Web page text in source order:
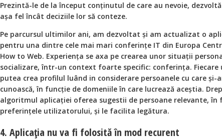
Prezintă-le de la început conținutul de care au nevoie,
așa fel încât deciziile lor să conteze.
Pe parcursul ultimilor ani, am dezvoltat și am actualizat o
pentru una dintre cele mai mari conferințe IT din Europa
How to Web. Experiența se axa pe crearea unor situații
socializare, într-un context foarte specific: conferința.
putea crea profilul luând in considerare persoanele cu care și-
cunoască, în funcție de domeniile în care lucrează aceștia.
algoritmul aplicației oferea sugestii de persoane relevante, în
preferințele utilizatorului, și le facilita legătura.
4. Aplicația nu va fi folosită în mod recurent